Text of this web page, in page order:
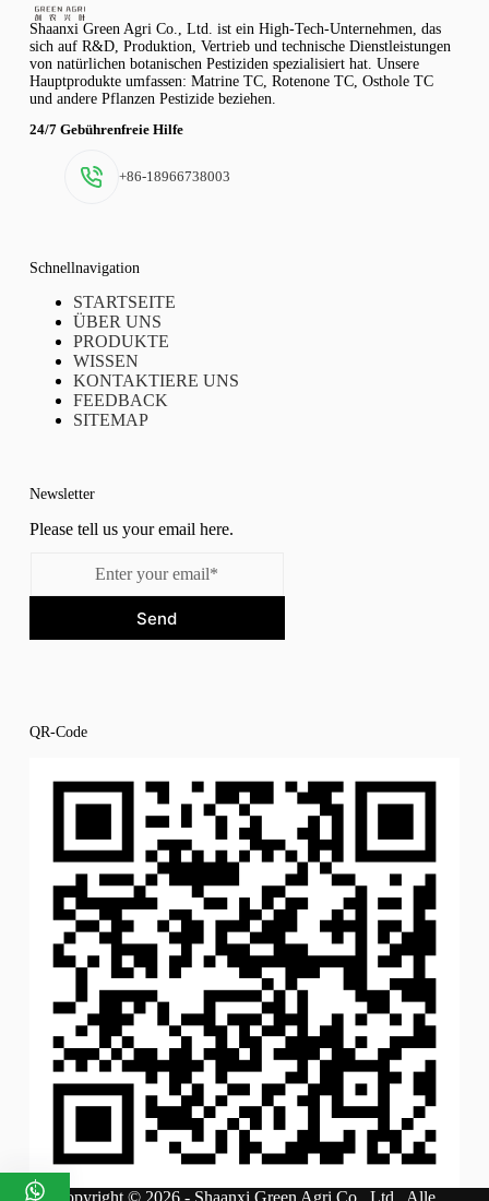
Shaanxi Green Agri Co., Ltd. ist ein High-Tech-Unternehmen, das
sich auf R&D, Produktion, Vertrieb und technische Dienstleistungen
von natürlichen botanischen Pestiziden spezialisiert hat. Unsere
Hauptprodukte umfassen: Matrine TC, Rotenone TC, Osthole TC
und andere Pflanzen Pestizide beziehen.
24/7 Gebührenfreie Hilfe
+86-18966738003
Schnellnavigation
STARTSEITE
ÜBER UNS
PRODUKTE
WISSEN
KONTAKTIERE UNS
FEEDBACK
SITEMAP
Newsletter
Please tell us your email here.
Send
QR-Code
Copyright © 2026 - Shaanxi Green Agri Co., Ltd.. Alle